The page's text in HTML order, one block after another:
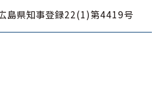
島県知事登録22(1)第4419号